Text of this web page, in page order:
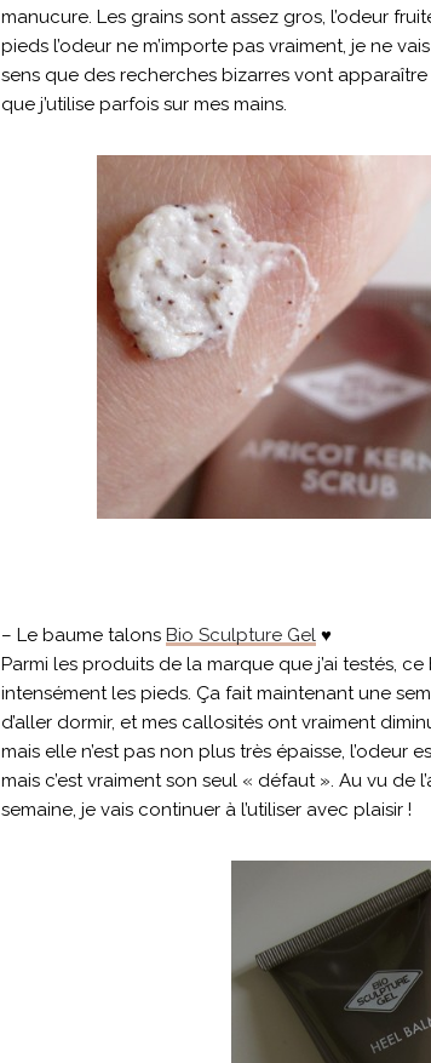
manucure. Les grains sont assez gros, l’odeur
pieds l’odeur ne m’importe pas vraiment, je ne
sens que des recherches bizarres vont
que j’utilise parfois sur mes mains.
– Le baume talons Bio Sculpture Gel ♥
Parmi les produits de la marque que j’ai testés,
intensément les pieds. Ça fait maintenant une
d’aller dormir, et mes callosités ont vraiment
mais elle n’est pas non plus très épaisse, l’odeur
mais c’est vraiment son seul « défaut ». Au vu de
semaine, je vais continuer à l’utiliser avec plaisir !